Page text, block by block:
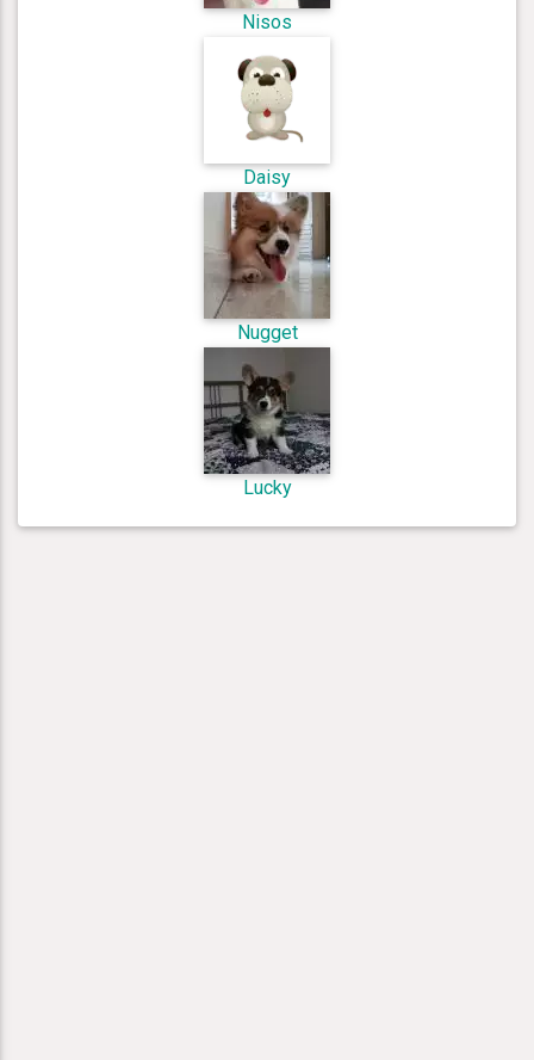
Nisos
Daisy
Nugget
Lucky